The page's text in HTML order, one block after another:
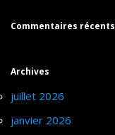
Commentaires récents
Archives
juillet 2026
janvier 2026